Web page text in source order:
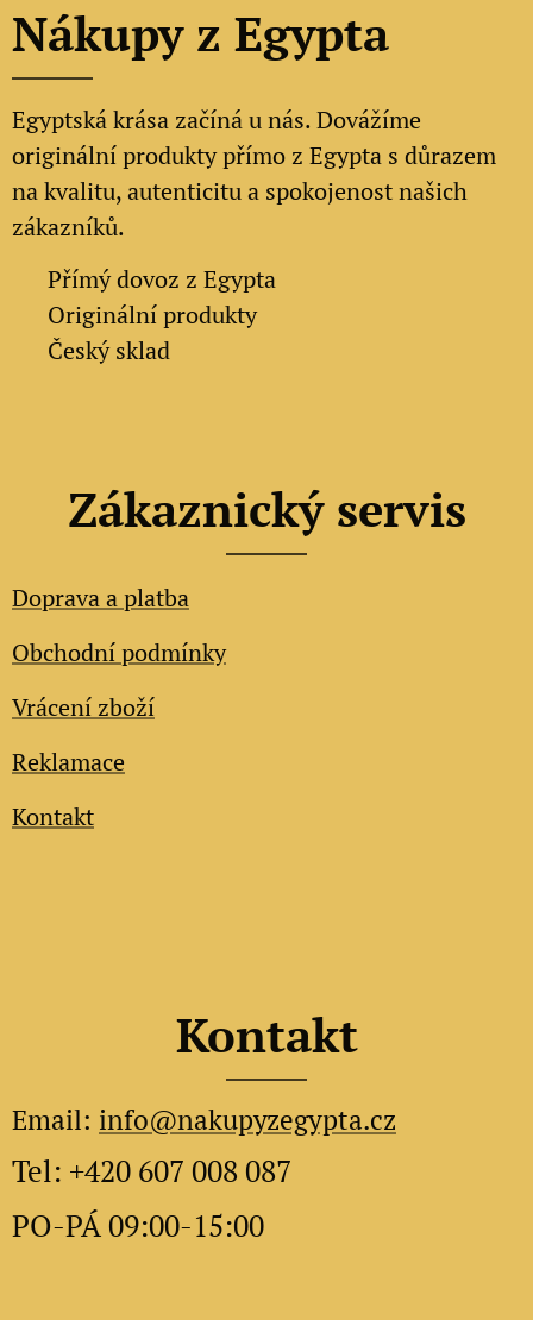
Nákupy z Egypta
Egyptská krása začíná u nás. Dovážíme
originální produkty přímo z Egypta s důrazem
na kvalitu, autenticitu a spokojenost našich
zákazníků.
Přímý dovoz z Egypta
Originální produkty
✔ Český sklad
Zákaznický servis
Doprava a platba
Obchodní podmínky
Vrácení zboží
Reklamace
Kontakt
Kontakt
Email: info@nakupyzegypta.cz
Tel: +420 607 008 087
PO-PÁ 09:00-15:00